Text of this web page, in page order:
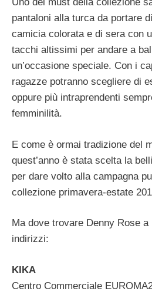
Uno dei must della collezione
pantaloni alla turca da portare
camicia colorata e di sera con
tacchi altissimi per andare a
un’occasione speciale. Con i
ragazze potranno scegliere di
oppure più intraprendenti
femminilità.
E come è ormai tradizione del
quest’anno è stata scelta la
per dare volto alla campagna
collezione primavera-estate
Ma dove trovare Denny Rose
indirizzi:
KIKA
Centro Commerciale